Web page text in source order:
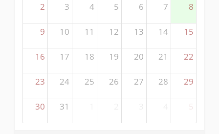
2 3 4 5 6 7 8
9 10 11 12 13 14 15
16 17 18 19 20 21 22
23 24 25 26 27 28 29
30 31 5